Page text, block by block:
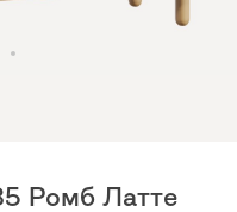
Ромб Латте